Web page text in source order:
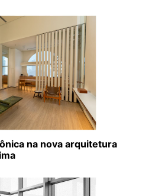
na nova arquitetura